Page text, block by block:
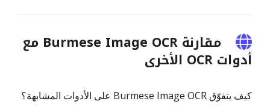
مقارنة Burmese Image OCR مع
أدوات OCR الأخرى
كيف يتفوّق Burmese Image OCR على الأدوات المشابهة؟